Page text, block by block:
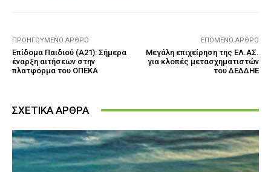
ΠΡΟΗΓΟΎΜΕΝΟ ΆΡΘΡΟ
Επίδομα Παιδιού (Α21): Σήμερα
έναρξη αιτήσεων στην
πλατφόρμα του ΟΠΕΚΑ
ΕΠΌΜΕΝΟ ΆΡΘΡΟ
Μεγάλη επιχείρηση της ΕΛ.ΑΣ.
για κλοπές μετασχηματιστών
του ΔΕΔΔΗΕ
ΣΧΕΤΙΚΑ ΑΡΘΡΑ